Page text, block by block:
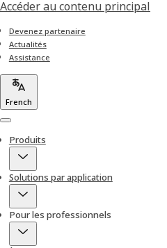
Accéder au contenu principal
Devenez partenaire
Actualités
Assistance
French
Menu
Produits
Solutions par application
Pour les professionnels